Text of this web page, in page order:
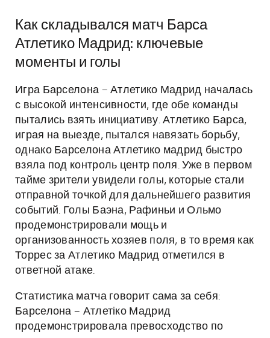
Как складывался матч Барса
Атлетико Мадрид: ключевые
моменты и голы
Игра Барселона – Атлетико Мадрид началась
с высокой интенсивности, где обе команды
пытались взять инициативу. Атлетико Барса,
играя на выезде, пытался навязать борьбу,
однако Барселона Атлетико мадрид быстро
взяла под контроль центр поля. Уже в первом
тайме зрители увидели голы, которые стали
отправной точкой для дальнейшего развития
событий. Голы Баэна, Рафиньи и Ольмо
продемонстрировали мощь и
организованность хозяев поля, в то время как
Торрес за Атлетико Мадрид отметился в
ответной атаке.
Статистика матча говорит сама за себя:
Барселона – Атлетіко Мадрид
продемонстрировала превосходство по